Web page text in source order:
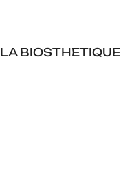
BIOSTHETIQUE